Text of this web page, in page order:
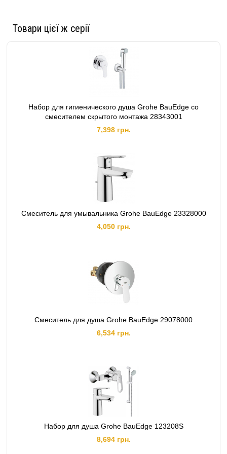
Товари цієї ж серії
Набор для гигиенического душа Grohe BauEdge со
смесителем скрытого монтажа 28343001
7,398 грн.
Смеситель для умывальника Grohe BauEdge 23328000
4,050 грн.
Смеситель для душа Grohe BauEdge 29078000
6,534 грн.
Набор для душа Grohe BauEdge 123208S
8,694 грн.